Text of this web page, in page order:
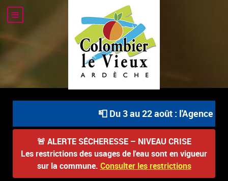
📮 Du 3 au 22 août : l'Agence
🚨 ALERTE SÉCHERESSE – NIVEAU CRISE
Les restrictions des usages de l'eau sont en vigueur
sur la commune. Consulter les restrictions